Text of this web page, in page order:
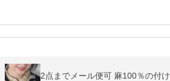
2点までメール便可 麻100％の付